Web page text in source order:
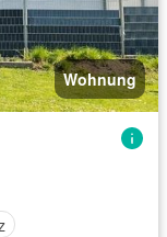
Wohnung